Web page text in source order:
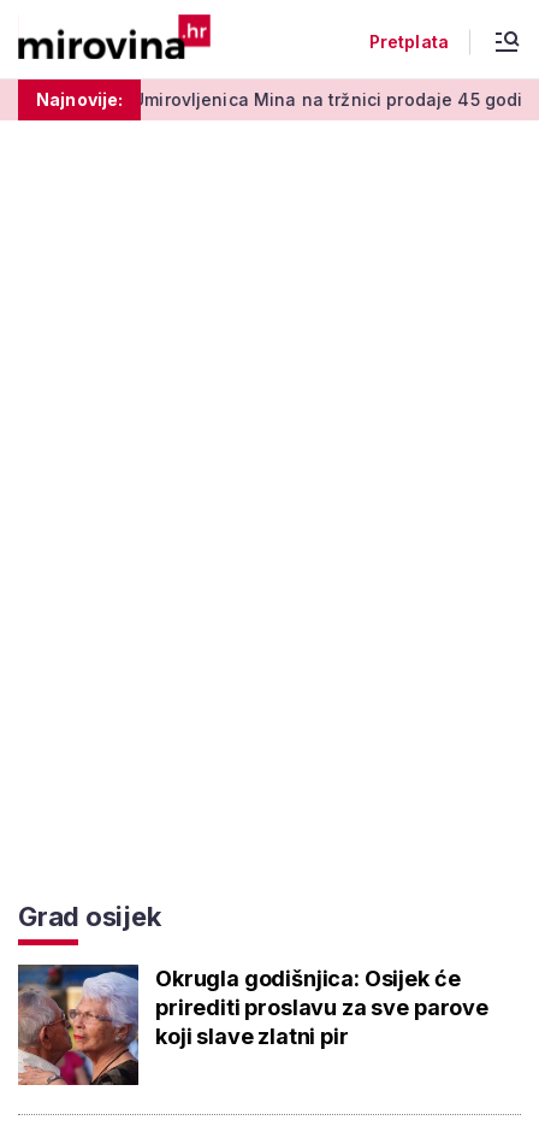
Pretplata
Najnovije:
centi Umirovljenica Mina na tržnici prodaje 45 godina:
Grad osijek
Okrugla godišnjica: Osijek će
prirediti proslavu za sve parove
koji slave zlatni pir